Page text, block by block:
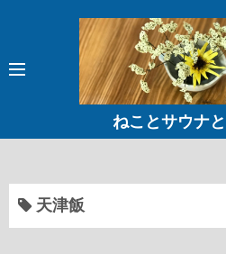
ン
ねことサウナと
天津飯